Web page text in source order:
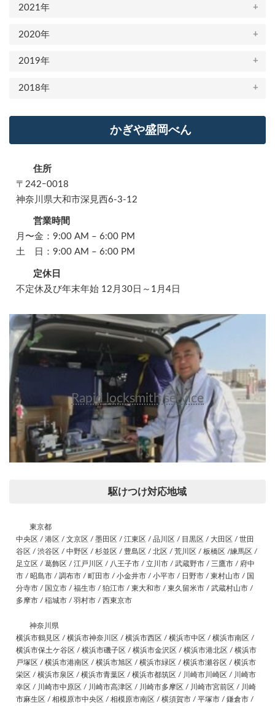
2021年
2020年
2019年
2018年
かぎや盛岡べん
住所
〒242ｰ0018
神奈川県大和市深見西6-3-12
営業時間
月〜金：9:00 AM – 6:00 PM
土 日：9:00 AM – 6:00 PM
定休日
不定休及び年末年始 12月30日～1月4日
Rapid locksmith service
駆けつけ対応地域
東京都
中央区 / 港区 / 文京区 / 墨田区 / 江東区 / 品川区 / 目黒区 / 大田区 / 世田
谷区 / 渋谷区 / 中野区 / 杉並区 / 豊島区 / 北区 / 荒川区 / 板橋区 /練馬区 /
足立区 / 葛飾区 / 江戸川区 / 八王子市 / 立川市 / 武蔵野市 / 三鷹市 / 府中
市 / 昭島市 / 調布市 / 町田市 / 小金井市 / 小平市 / 日野市 / 東村山市 / 国
分寺市 / 国立市 / 福生市 / 狛江市 / 東大和市 / 東久留米市 / 武蔵村山市 /
多摩市 / 稲城市 / 羽村市 / 西東京市
神奈川県
横浜市鶴見区 / 横浜市神奈川区 / 横浜市西区 / 横浜市中区 / 横浜市南区 /
横浜市保土ケ谷区 / 横浜市磯子区 / 横浜市金沢区 / 横浜市港北区 / 横浜市
戸塚区 / 横浜市港南区 / 横浜市旭区 / 横浜市緑区 / 横浜市瀬谷区 / 横浜市
栄区 / 横浜市泉区 / 横浜市青葉区 / 横浜市都筑区 / 川崎市川崎区 / 川崎市
幸区 / 川崎市中原区 / 川崎市高津区 / 川崎市多摩区 / 川崎市宮前区 / 川崎
市麻生区 / 相模原市中央区 / 相模原市南区 / 横須賀市 / 平塚市 / 鎌倉市 /